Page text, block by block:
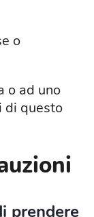
o
o ad uno
di questo
prendere